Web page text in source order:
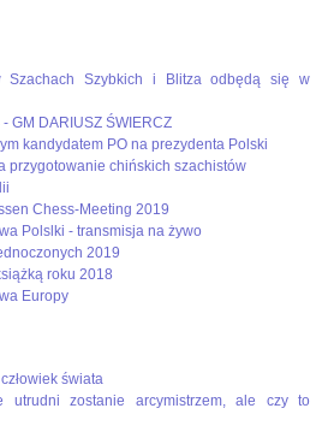
Szachach Szybkich i Blitza odbędą się w
GM DARIUSZ ŚWIERCZ
kandydatem PO na prezydenta Polski
przygotowanie chińskich szachistów
Chess-Meeting 2019
Polslki - transmisja na żywo
2019
roku 2018
Europy
świata
utrudni zostanie arcymistrzem, ale czy to